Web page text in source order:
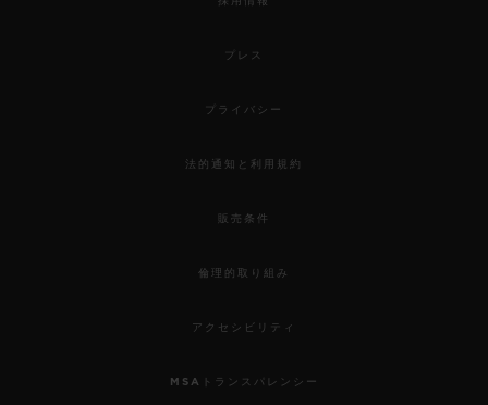
プレス
プライバシー
法的通知と利用規約
販売条件
倫理的取り組み
アクセシビリティ
MSAトランスパレンシー